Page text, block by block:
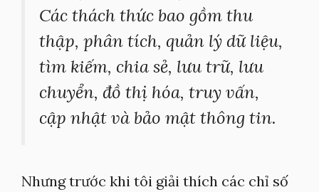
Các thách thức bao gồm thu
thập, phân tích, quản lý dữ liệu,
tìm kiếm, chia sẻ, lưu trữ, lưu
chuyển, đồ thị hóa, truy vấn,
cập nhật và bảo mật thông tin.
Nhưng trước khi tôi giải thích các chỉ số